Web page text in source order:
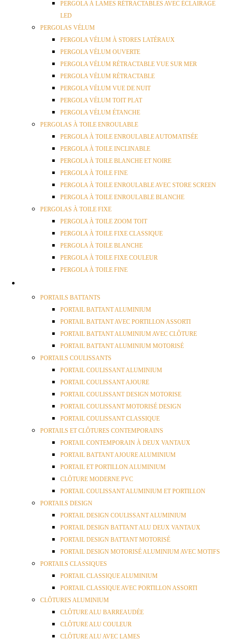
PERGOLA À LAMES RÉTRACTABLES AVEC ÉCLAIRAGE
LED
PERGOLAS VÉLUM
PERGOLA VÉLUM À STORES LATÉRAUX
PERGOLA VÉLUM OUVERTE
PERGOLA VÉLUM RÉTRACTABLE VUE SUR MER
PERGOLA VÉLUM RÉTRACTABLE
PERGOLA VÉLUM VUE DE NUIT
PERGOLA VÉLUM TOIT PLAT
PERGOLA VÉLUM ÉTANCHE
PERGOLAS À TOILE ENROULABLE
PERGOLA À TOILE ENROULABLE AUTOMATISÉE
PERGOLA À TOILE INCLINABLE
PERGOLA À TOILE BLANCHE ET NOIRE
PERGOLA À TOILE FINE
PERGOLA À TOILE ENROULABLE AVEC STORE SCREEN
PERGOLA À TOILE ENROULABLE BLANCHE
PERGOLAS À TOILE FIXE
PERGOLA À TOILE ZOOM TOIT
PERGOLA À TOILE FIXE CLASSIQUE
PERGOLA À TOILE BLANCHE
PERGOLA À TOILE FIXE COULEUR
PERGOLA À TOILE FINE
PORTAILS BATTANTS
PORTAIL BATTANT ALUMINIUM
PORTAIL BATTANT AVEC PORTILLON ASSORTI
PORTAIL BATTANT ALUMINIUM AVEC CLÔTURE
PORTAIL BATTANT ALUMINIUM MOTORISÉ
PORTAILS COULISSANTS
PORTAIL COULISSANT ALUMINIUM
PORTAIL COULISSANT AJOURE
PORTAIL COULISSANT DESIGN MOTORISE
PORTAIL COULISSANT MOTORISÉ DESIGN
PORTAIL COULISSANT CLASSIQUE
PORTAILS ET CLÔTURES CONTEMPORAINS
PORTAIL CONTEMPORAIN À DEUX VANTAUX
PORTAIL BATTANT AJOURE ALUMINIUM
PORTAIL ET PORTILLON ALUMINIUM
CLÔTURE MODERNE PVC
PORTAIL COULISSANT ALUMINIUM ET PORTILLON
PORTAILS DESIGN
PORTAIL DESIGN COULISSANT ALUMINIUM
PORTAIL DESIGN BATTANT ALU DEUX VANTAUX
PORTAIL DESIGN BATTANT MOTORISÉ
PORTAIL DESIGN MOTORISÉ ALUMINIUM AVEC MOTIFS
PORTAILS CLASSIQUES
PORTAIL CLASSIQUE ALUMINIUM
PORTAIL CLASSIQUE AVEC PORTILLON ASSORTI
CLÔTURES ALUMINIUM
CLÔTURE ALU BARREAUDÉE
CLÔTURE ALU COULEUR
CLÔTURE ALU AVEC LAMES